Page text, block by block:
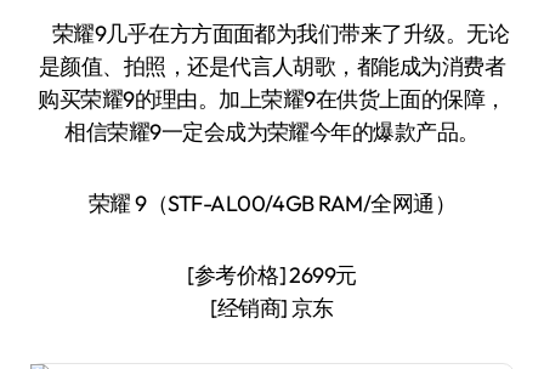
荣耀9几乎在方方面面都为我们带来了升级。无论
是颜值、拍照，还是代言人胡歌，都能成为消费者
购买荣耀9的理由。加上荣耀9在供货上面的保障，
相信荣耀9一定会成为荣耀今年的爆款产品。
荣耀 9（STF-AL00/4GB RAM/全网通）
[参考价格] 2699元
[经销商] 京东